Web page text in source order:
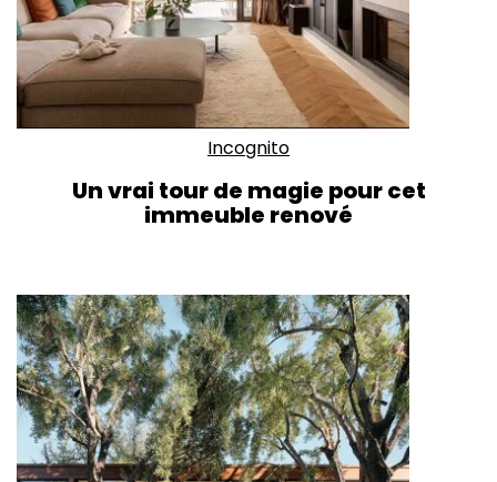
Incognito
Un vrai tour de magie pour cet
immeuble renové